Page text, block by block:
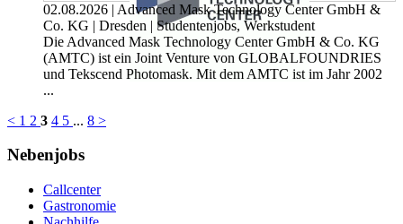
02.08.2026 | Advanced Mask Technology Center GmbH &
Co. KG | Dresden | Studentenjobs, Werkstudent
Die Advanced Mask Technology Center GmbH & Co. KG
(AMTC) ist ein Joint Venture von GLOBALFOUNDRIES
und Tekscend Photomask. Mit dem AMTC ist im Jahr 2002
...
< 1 2 3 4 5 ... 8 >
Nebenjobs
Callcenter
Gastronomie